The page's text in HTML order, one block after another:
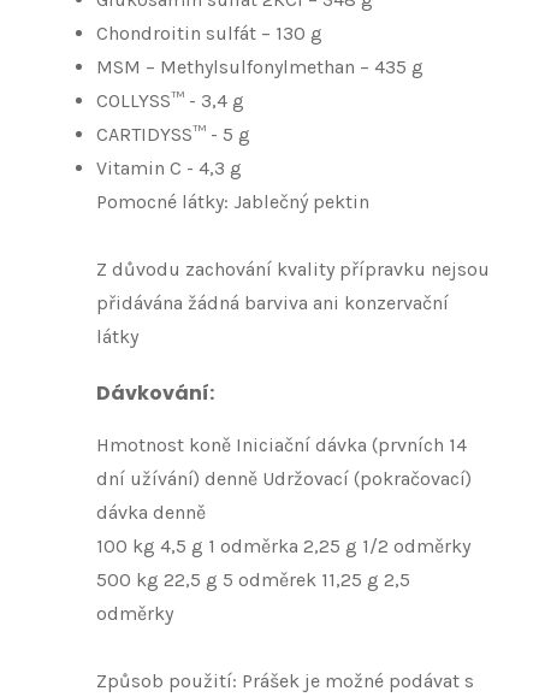
Chondroitin sulfát – 130 g
MSM – Methylsulfonyl­methan – 435 g
COLLYSS™ - 3,4 g
CARTIDYSS™ - 5 g
Vitamin C - 4,3 g
Pomocné látky: Jablečný pektin
Z důvodu zachování kvality přípravku nejsou
přidávána žádná barviva ani konzervační
látky
Dávkování:
Hmotnost koně Iniciační dávka (prvních 14
dní užívání) denně Udržovací (pokračovací)
dávka denně
100 kg 4,5 g 1 odměrka 2,25 g 1/2 odměrky
500 kg 22,5 g 5 odměrek 11,25 g 2,5
odměrky
Způsob použití: Prášek je možné podávat s